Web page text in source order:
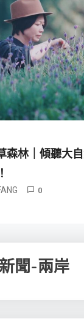
森林｜傾聽大
0
聞-兩岸